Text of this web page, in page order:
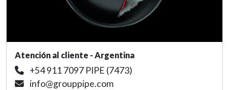
Atención al cliente - Argentina
+54 911 7097 PIPE (7473)
info@grouppipe.com